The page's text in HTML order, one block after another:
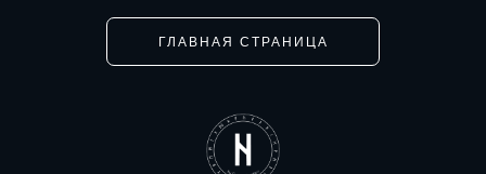
ГЛАВНАЯ СТРАНИЦА